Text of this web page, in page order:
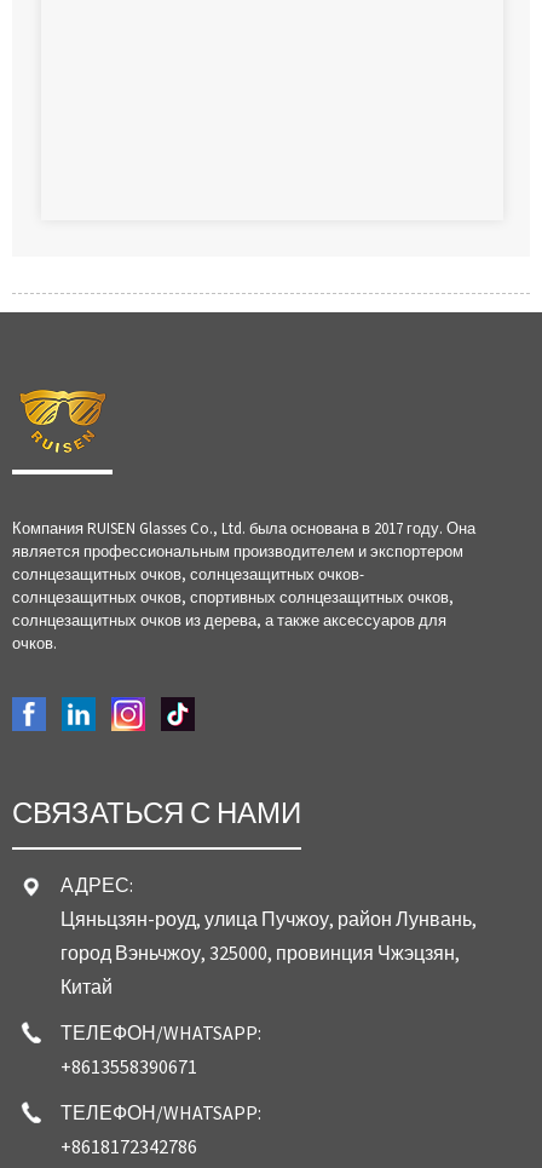
Компания RUISEN Glasses Co., Ltd. была основана в 2017 году. Она
является профессиональным производителем и экспортером
солнцезащитных очков, солнцезащитных очков-
солнцезащитных очков, спортивных солнцезащитных очков,
солнцезащитных очков из дерева, а также аксессуаров для
очков.
СВЯЗАТЬСЯ С НАМИ
АДРЕС:
Цяньцзян-роуд, улица Пучжоу, район Лунвань,
город Вэньчжоу, 325000, провинция Чжэцзян,
Китай
ТЕЛЕФОН/WHATSAPP:
+8613558390671
ТЕЛЕФОН/WHATSAPP:
+8618172342786